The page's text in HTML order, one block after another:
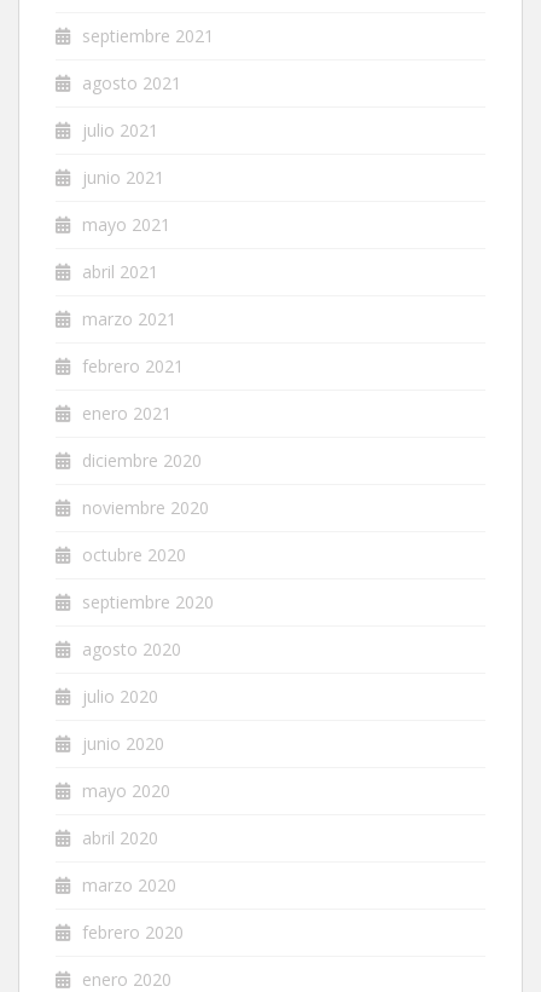
septiembre 2021
agosto 2021
julio 2021
junio 2021
mayo 2021
abril 2021
marzo 2021
febrero 2021
enero 2021
diciembre 2020
noviembre 2020
octubre 2020
septiembre 2020
agosto 2020
julio 2020
junio 2020
mayo 2020
abril 2020
marzo 2020
febrero 2020
enero 2020